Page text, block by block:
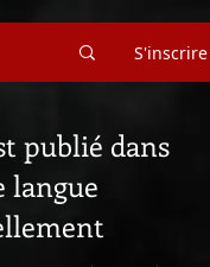
S'inscrire
publié dans
langue